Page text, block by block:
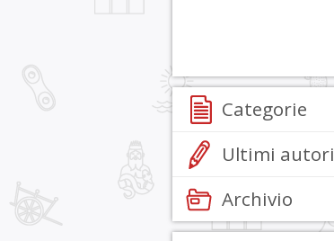
Categorie
Ultimi autori
Archivio